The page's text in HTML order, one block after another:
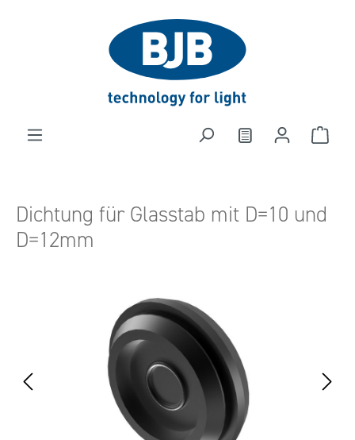
Dichtung für Glasstab mit D=10 und
D=12mm
Bildergalerie überspringen